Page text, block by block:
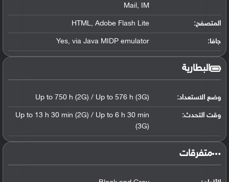
Mail, IM
المتصفح: HTML, Adobe Flash Lite
جافا: Yes, via Java MIDP emulator
البطارية
وضع الاستعداد: Up to 750 h (2G) / Up to 576 h (3G)
وقت التحدث:
Up to 13 h 30 min (2G) / Up to 6 h 30 min
(3G)
‏متفرقات‏